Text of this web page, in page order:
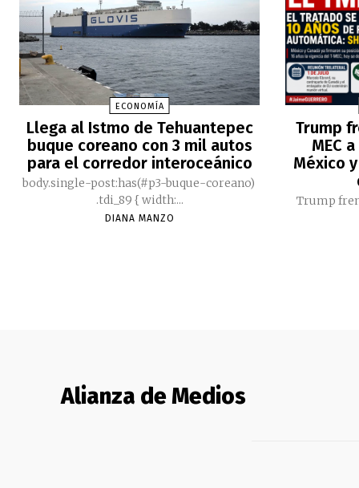
ECONOMÍA
Llega al Istmo de Tehuantepec
buque coreano con 3 mil autos
para el corredor interoceánico
body.single-post:has(#p3-buque-coreano)
.tdi_89 { width:...
DIANA MANZO
Trump
MEC
México
Trump
Alianza de Medios